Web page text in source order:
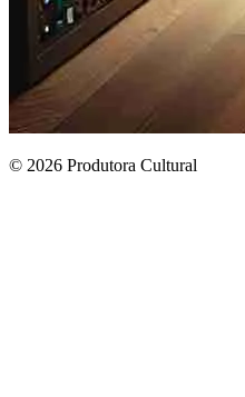
© 2026 Produtora Cultural